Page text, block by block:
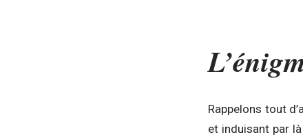
Rappelons tout
et induisant par